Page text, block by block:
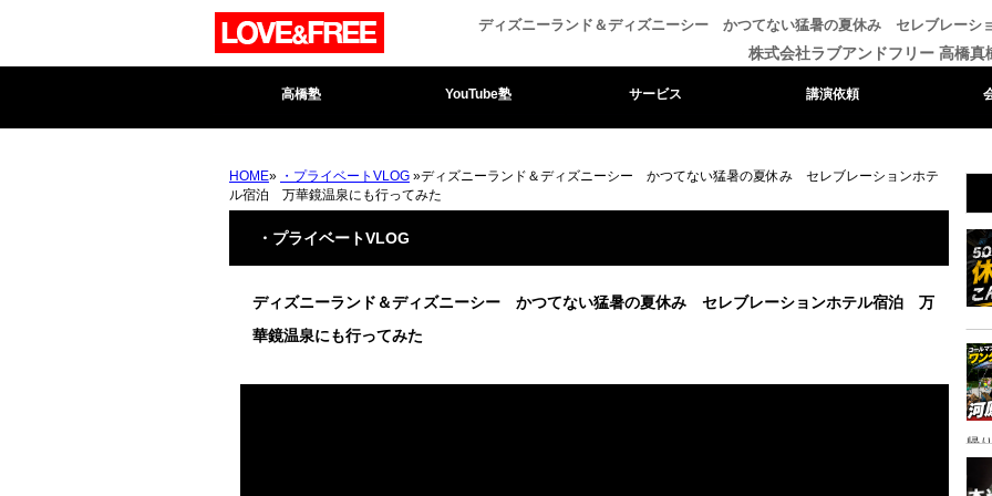
ディズニーランド＆ディズニーシー かつてない猛暑の夏休み セレブレーシ
株式会社ラブアンドフリー 高橋真
高橋塾 YouTube塾 サービス 講演依頼
HOME» ・プライベートVLOG »ディズニーランド＆ディズニーシー かつてない猛暑の夏休み セレブレーションホテ
ル宿泊 万華鏡温泉にも行ってみた
・プライベートVLOG
ディズニーランド＆ディズニーシー かつてない猛暑の夏休み セレブレーションホテル宿泊 万
華鏡温泉にも行ってみた
帰
イ